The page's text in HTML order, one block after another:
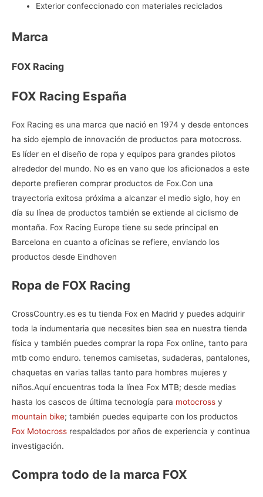
Exterior confeccionado con materiales reciclados
Marca
FOX Racing
FOX Racing España
Fox Racing es una marca que nació en 1974 y desde entonces
ha sido ejemplo de innovación de productos para motocross.
Es líder en el diseño de ropa y equipos para grandes pilotos
alrededor del mundo. No es en vano que los aficionados a este
deporte prefieren comprar productos de Fox.Con una
trayectoria exitosa próxima a alcanzar el medio siglo, hoy en
día su línea de productos también se extiende al ciclismo de
montaña. Fox Racing Europe tiene su sede principal en
Barcelona en cuanto a oficinas se refiere, enviando los
productos desde Eindhoven
Ropa de FOX Racing
CrossCountry.es es tu tienda Fox en Madrid y puedes adquirir
toda la indumentaria que necesites bien sea en nuestra tienda
física y también puedes comprar la ropa Fox online, tanto para
mtb como enduro. tenemos camisetas, sudaderas, pantalones,
chaquetas en varias tallas tanto para hombres mujeres y
niños.Aquí encuentras toda la línea Fox MTB; desde medias
hasta los cascos de última tecnología para motocross y
mountain bike; también puedes equiparte con los productos
Fox Motocross respaldados por años de experiencia y continua
investigación.
Compra todo de la marca FOX